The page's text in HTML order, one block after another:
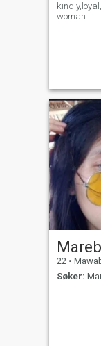
woman
22 • Mawab,
Søker: